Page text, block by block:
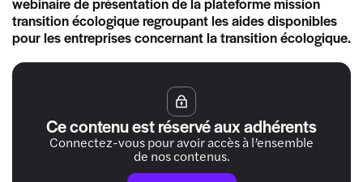
transition écologique regroupant les aides disponibles
pour les entreprises concernant la transition écologique.
Ce contenu est réservé aux adhérents
Connectez-vous pour avoir accès à l’ensemble
de nos contenus.